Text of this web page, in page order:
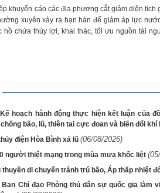
khuyến cáo các địa phương cắt giảm diện
xuyên xảy ra hạn hán để giảm áp lực
hồ chứa thủy lợi, khai thác, tối ưu nguồn tài
hoạch hành động thực hiện kết luận của
bão, lũ, thiên tai cực đoan và biến đổi khí
điện Hòa Bình xả lũ(06/08/2026)
người thiệt mạng trong mùa mưa khốc liệt
thuyền di chuyển tránh trú bão, Áp thấp nhiệt
Chỉ đạo Phòng thủ dân sự quốc gia làm